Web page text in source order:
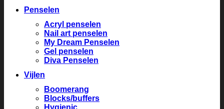
Penselen
Acryl penselen
Nail art penselen
My Dream Penselen
Gel penselen
Diva Penselen
Vijlen
Boomerang
Blocks/buffers
Hygienic